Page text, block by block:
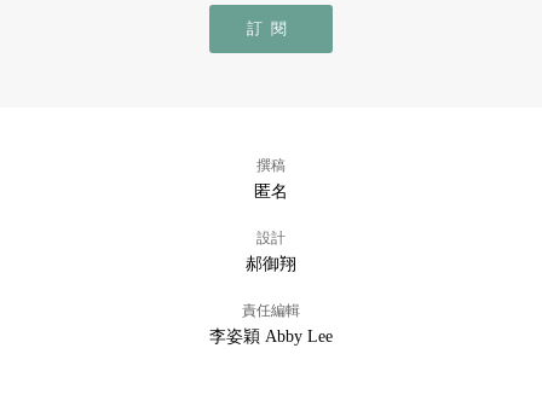
訂閱
撰稿
匿名
設計
郝御翔
責任編輯
李姿穎 Abby Lee